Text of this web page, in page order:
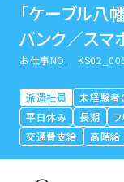
「ケーブル八
バンク／スマ
迎／私生活も
／京都府八
お仕事NO.
派遣社員 未経験者
平日休み
長期
交通費支給
高時給